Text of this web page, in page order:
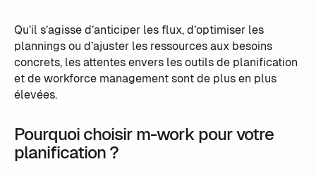
Qu’il s’agisse d’anticiper les flux, d’optimiser les
plannings ou d’ajuster les ressources aux besoins
concrets, les attentes envers les outils de planification
et de workforce management sont de plus en plus
élevées.
Pourquoi choisir m-work pour votre
planification ?